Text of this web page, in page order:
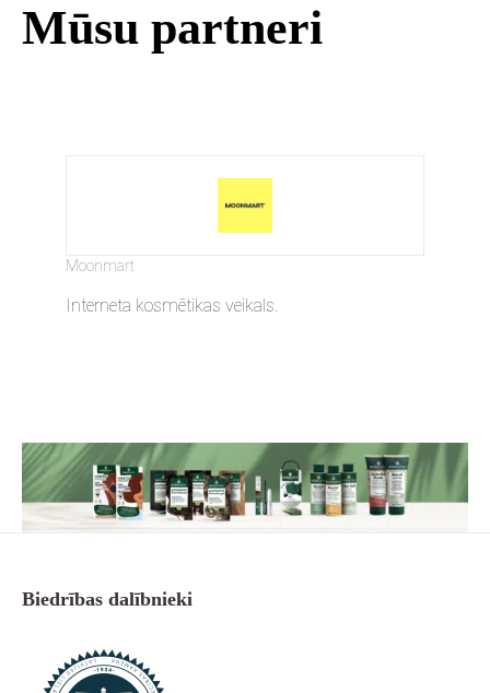
Mūsu partneri
Moonmart
Interneta kosmētikas veikals.
Biedrības dalībnieki